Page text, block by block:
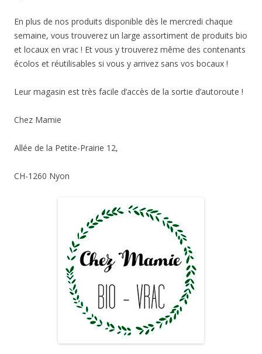
En plus de nos produits disponible dès le mercredi chaque
semaine, vous trouverez un large assortiment de produits bio
et locaux en vrac ! Et vous y trouverez même des contenants
écolos et réutilisables si vous y arrivez sans vos bocaux !
Leur magasin est très facile d’accès de la sortie d’autoroute !
Chez Mamie
Allée de la Petite-Prairie 12,
CH-1260 Nyon